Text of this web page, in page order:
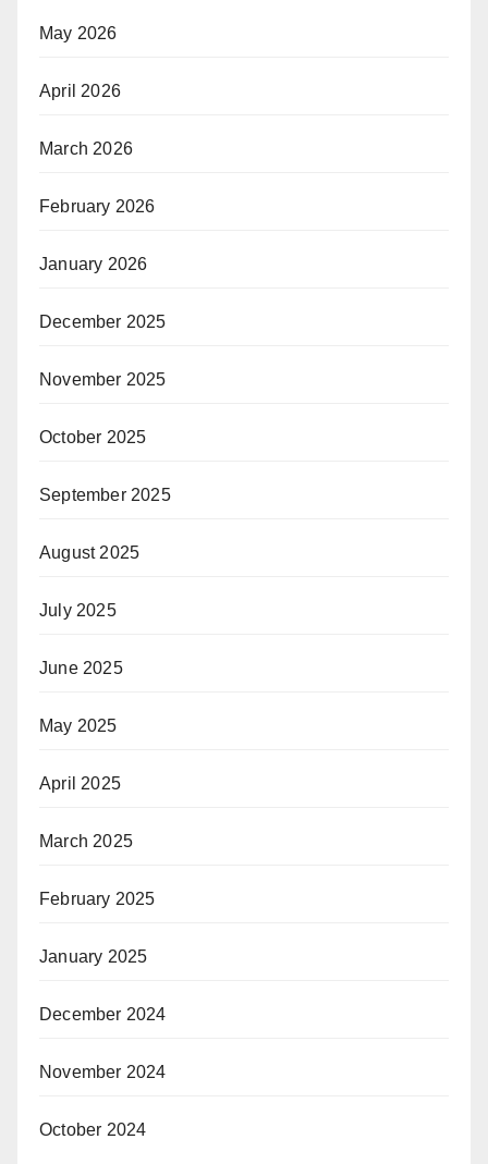
May 2026
April 2026
March 2026
February 2026
January 2026
December 2025
November 2025
October 2025
September 2025
August 2025
July 2025
June 2025
May 2025
April 2025
March 2025
February 2025
January 2025
December 2024
November 2024
October 2024